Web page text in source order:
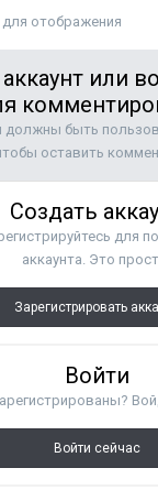
отображения
или
должны быть
оставить
Создать
для
аккаунта. Это
Зарегистрировать
Войти
Войти сейчас